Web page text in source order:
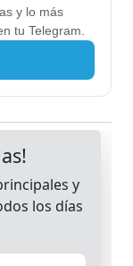
y lo más
tu Telegram.